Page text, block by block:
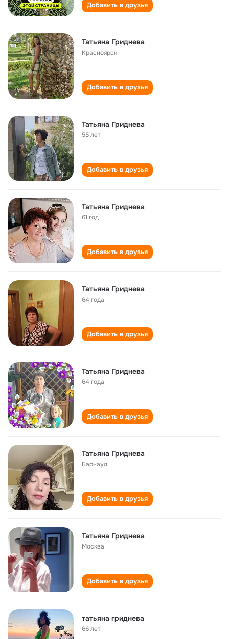
Добавить в друзья
Татьяна Гриднева
Красноярск
Добавить в друзья
Татьяна Гриднева
55 лет
Добавить в друзья
Татьяна Гриднева
61 год
Добавить в друзья
Татьяна Гриднева
64 года
Добавить в друзья
Татьяна Гриднева
64 года
Добавить в друзья
Татьяна Гриднева
Барнаул
Добавить в друзья
Татьяна Гриднева
Москва
Добавить в друзья
татьяна гриднева
66 лет